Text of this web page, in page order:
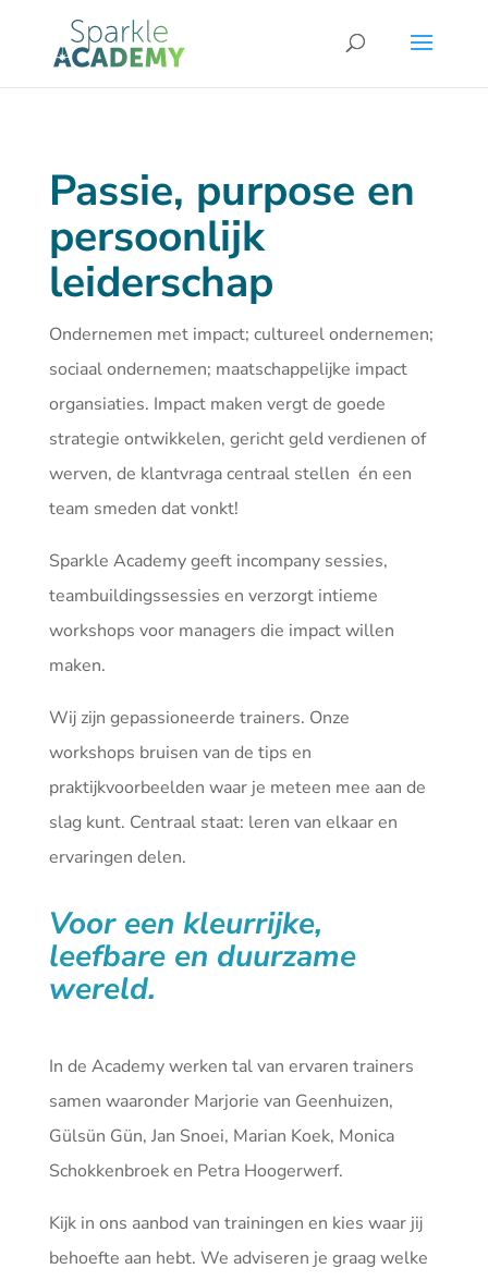
Passie, purpose en
persoonlijk
leiderschap
Ondernemen met impact; cultureel ondernemen;
sociaal ondernemen; maatschappelijke impact
organsiaties. Impact maken vergt de goede
strategie ontwikkelen, gericht geld verdienen of
werven, de klantvraga centraal stellen én een
team smeden dat vonkt!
Sparkle Academy geeft incompany sessies,
teambuildingssessies en verzorgt intieme
workshops voor managers die impact willen
maken.
Wij zijn gepassioneerde trainers. Onze
workshops bruisen van de tips en
praktijkvoorbeelden waar je meteen mee aan de
slag kunt. Centraal staat: leren van elkaar en
ervaringen delen.
Voor een kleurrijke,
leefbare en duurzame
wereld.
In de Academy werken tal van ervaren trainers
samen waaronder Marjorie van Geenhuizen,
Gülsün Gün, Jan Snoei, Marian Koek, Monica
Schokkenbroek en Petra Hoogerwerf.
Kijk in ons aanbod van trainingen en kies waar jij
behoefte aan hebt. We adviseren je graag welke